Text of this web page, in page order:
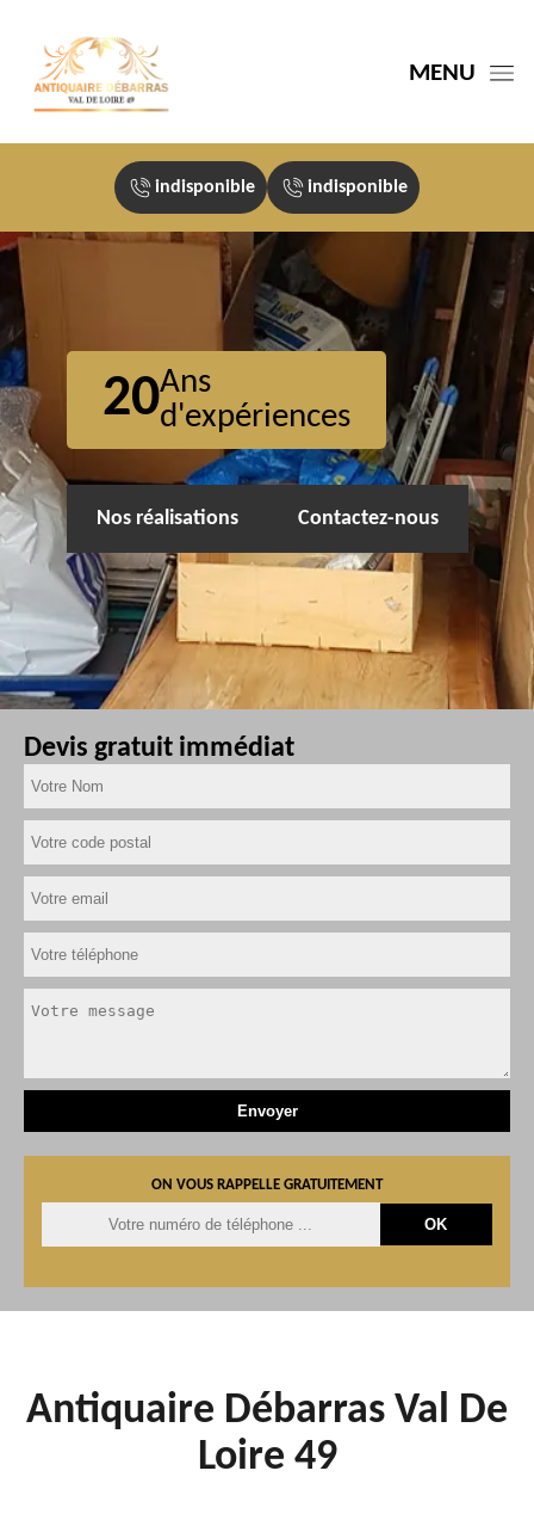
MENU
indisponible indisponible
20Ans
d'expériences
Nos réalisations Contactez-nous
Devis gratuit immédiat
ON VOUS RAPPELLE GRATUITEMENT
Antiquaire Débarras Val De
Loire 49